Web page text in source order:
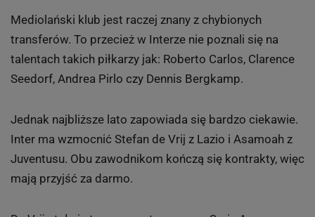
Mediolański klub jest raczej znany z chybionych
transferów. To przecież w Interze nie poznali się na
talentach takich piłkarzy jak: Roberto Carlos, Clarence
Seedorf, Andrea Pirlo czy Dennis Bergkamp.
Jednak najbliższe lato zapowiada się bardzo ciekawie.
Inter ma wzmocnić Stefan de Vrij z Lazio i Asamoah z
Juventusu. Obu zawodnikom kończą się kontrakty, więc
mają przyjść za darmo.